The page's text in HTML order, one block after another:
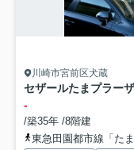
川崎市宮前区犬蔵
セザールたまプラーザ
-
/築35年 /8階建
東急田園都市線「た